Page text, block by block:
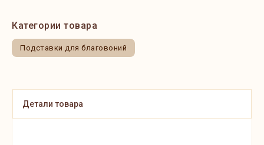
Категории товара
Подставки для благовоний
Детали товара